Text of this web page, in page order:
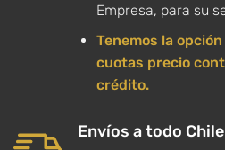
Empresa, para su
Tenemos la
cuotas precio
crédito.
Envíos a todo